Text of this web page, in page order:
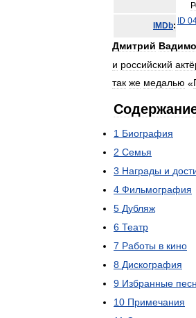
IMDb: ID
Дмитрий
и российский
так же медалью «
1 Биография
2 Семья
3 Награды и
4 Фильмография
5 Дубляж
6 Театр
7 Работы в кино
8 Дискография
9 Избранные
10 Примечания